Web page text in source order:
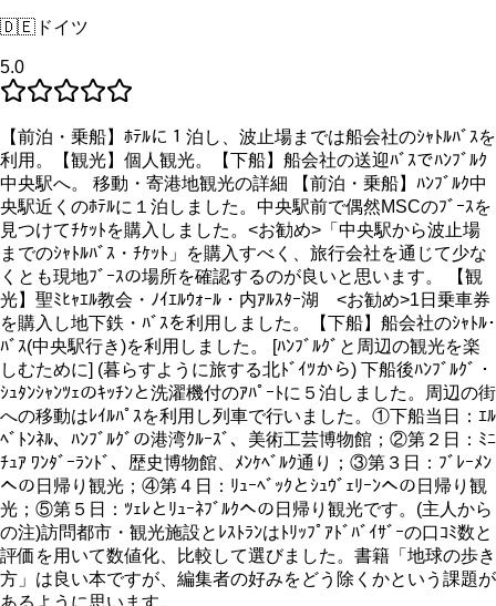
🇩🇪 ドイツ
5.0
【前泊・乗船】ﾎﾃﾙに１泊し、波止場までは船会社のｼｬﾄﾙﾊﾞｽを
利用。【観光】個人観光。【下船】船会社の送迎ﾊﾞｽでﾊﾝﾌﾞﾙｸ
中央駅へ。 移動・寄港地観光の詳細 【前泊・乗船】ﾊﾝﾌﾞﾙｸ中
央駅近くのﾎﾃﾙに１泊しました。中央駅前で偶然MSCのﾌﾞｰｽを
見つけてﾁｹｯﾄを購入しました。<お勧め>「中央駅から波止場
までのｼｬﾄﾙﾊﾞｽ・ﾁｹｯﾄ」を購入すべく、旅行会社を通じて少な
くとも現地ﾌﾞｰｽの場所を確認するのが良いと思います。 【観
光】聖ﾐﾋｬｴﾙ教会・ﾉｲｴﾙｳｫｰﾙ・内ｱﾙｽﾀｰ湖 <お勧め>1日乗車券
を購入し地下鉄・ﾊﾞｽを利用しました。【下船】船会社のｼｬﾄﾙ･
ﾊﾞｽ(中央駅行き)を利用しました。 [ﾊﾝﾌﾞﾙｸﾞと周辺の観光を楽
しむために] (暮らすように旅する北ﾄﾞｲﾂから) 下船後ﾊﾝﾌﾞﾙｸﾞ・
ｼｭﾀﾝｼｬﾝﾂｪのｷｯﾁﾝと洗濯機付のｱﾊﾟｰﾄに５泊しました。周辺の街
への移動はﾚｲﾙﾊﾟｽを利用し列車で行いました。①下船当日：ｴﾙ
ﾍﾞﾄﾝﾈﾙ、ﾊﾝﾌﾞﾙｸﾞの港湾ｸﾙｰｽﾞ、美術工芸博物館；②第２日：ﾐﾆ
ﾁｭｱ ﾜﾝﾀﾞｰﾗﾝﾄﾞ、歴史博物館、ﾒﾝｹﾍﾞﾙｸ通り；③第３日：ﾌﾞﾚｰﾒﾝ
への日帰り観光；④第４日：ﾘｭｰﾍﾞｯｸとｼｭｳﾞｪﾘｰﾝへの日帰り観
光；⑤第５日：ﾂｪﾚとﾘｭｰﾈﾌﾞﾙｸへの日帰り観光です。(主人から
の注)訪問都市・観光施設とﾚｽﾄﾗﾝはﾄﾘｯﾌﾟｱﾄﾞﾊﾞｲｻﾞｰの口ｺﾐ数と
評価を用いて数値化、比較して選びました。書籍「地球の歩き
方」は良い本ですが、編集者の好みをどう除くかという課題が